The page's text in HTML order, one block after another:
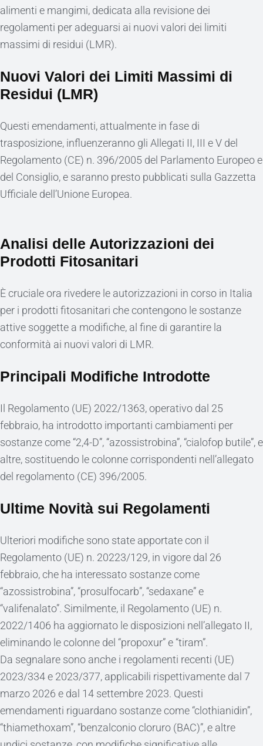
alimenti e mangimi, dedicata alla revisione dei
regolamenti per adeguarsi ai nuovi valori dei limiti
massimi di residui (LMR).
Nuovi Valori dei Limiti Massimi di
Residui (LMR)
Questi emendamenti, attualmente in fase di
trasposizione, influenzeranno gli Allegati II, III e V del
Regolamento (CE) n. 396/2005 del Parlamento Europeo e
del Consiglio, e saranno presto pubblicati sulla Gazzetta
Ufficiale dell’Unione Europea.
Analisi delle Autorizzazioni dei
Prodotti Fitosanitari
È cruciale ora rivedere le autorizzazioni in corso in Italia
per i prodotti fitosanitari che contengono le sostanze
attive soggette a modifiche, al fine di garantire la
conformità ai nuovi valori di LMR.
Principali Modifiche Introdotte
Il Regolamento (UE) 2022/1363, operativo dal 25
febbraio, ha introdotto importanti cambiamenti per
sostanze come “2,4-D”, “azossistrobina”, “cialofop butile”, e
altre, sostituendo le colonne corrispondenti nell’allegato
del regolamento (CE) 396/2005.
Ultime Novità sui Regolamenti
Ulteriori modifiche sono state apportate con il
Regolamento (UE) n. 20223/129, in vigore dal 26
febbraio, che ha interessato sostanze come
“azossistrobina”, “prosulfocarb”, “sedaxane” e
“valifenalato”. Similmente, il Regolamento (UE) n.
2022/1406 ha aggiornato le disposizioni nell’allegato II,
eliminando le colonne del “propoxur” e “tiram”.
Da segnalare sono anche i regolamenti recenti (UE)
2023/334 e 2023/377, applicabili rispettivamente dal 7
marzo 2026 e dal 14 settembre 2023. Questi
emendamenti riguardano sostanze come “clothianidin”,
“thiamethoxam”, “benzalconio cloruro (BAC)”, e altre